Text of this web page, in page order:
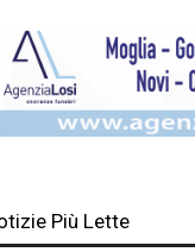
Più Lette